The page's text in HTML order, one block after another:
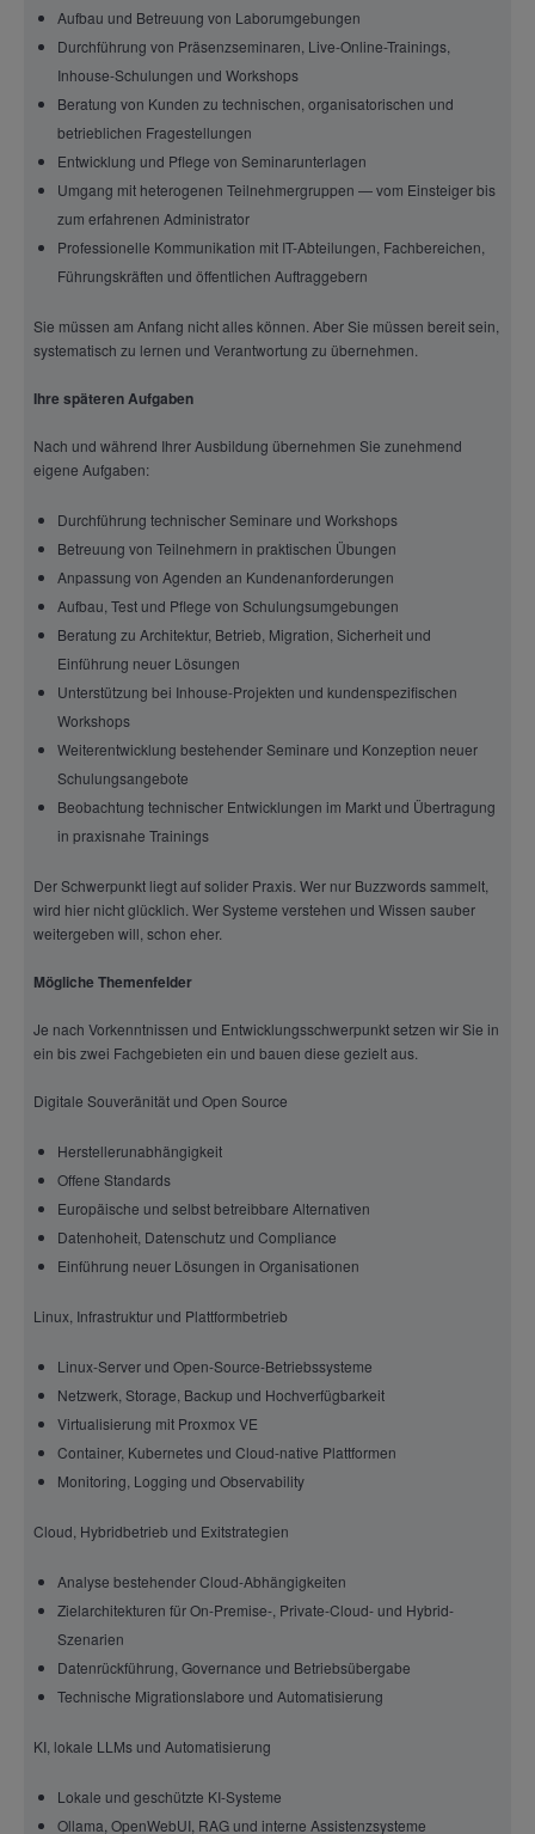
Aufbau und Betreuung von Laborumgebungen
Durchführung von Präsenzseminaren, Live-Online-Trainings,
Inhouse-Schulungen und Workshops
Beratung von Kunden zu technischen, organisatorischen und
betrieblichen Fragestellungen
Entwicklung und Pflege von Seminarunterlagen
Umgang mit heterogenen Teilnehmergruppen — vom Einsteiger bis
zum erfahrenen Administrator
Professionelle Kommunikation mit IT-Abteilungen, Fachbereichen,
Führungskräften und öffentlichen Auftraggebern
Sie müssen am Anfang nicht alles können. Aber Sie müssen bereit sein,
systematisch zu lernen und Verantwortung zu übernehmen.
Ihre späteren Aufgaben
Nach und während Ihrer Ausbildung übernehmen Sie zunehmend
eigene Aufgaben:
Durchführung technischer Seminare und Workshops
Betreuung von Teilnehmern in praktischen Übungen
Anpassung von Agenden an Kundenanforderungen
Aufbau, Test und Pflege von Schulungsumgebungen
Beratung zu Architektur, Betrieb, Migration, Sicherheit und
Einführung neuer Lösungen
Unterstützung bei Inhouse-Projekten und kundenspezifischen
Workshops
Weiterentwicklung bestehender Seminare und Konzeption neuer
Schulungsangebote
Beobachtung technischer Entwicklungen im Markt und Übertragung
in praxisnahe Trainings
Der Schwerpunkt liegt auf solider Praxis. Wer nur Buzzwords sammelt,
wird hier nicht glücklich. Wer Systeme verstehen und Wissen sauber
weitergeben will, schon eher.
Mögliche Themenfelder
Je nach Vorkenntnissen und Entwicklungsschwerpunkt setzen wir Sie in
ein bis zwei Fachgebieten ein und bauen diese gezielt aus.
Digitale Souveränität und Open Source
Herstellerunabhängigkeit
Offene Standards
Europäische und selbst betreibbare Alternativen
Datenhoheit, Datenschutz und Compliance
Einführung neuer Lösungen in Organisationen
Linux, Infrastruktur und Plattformbetrieb
Linux-Server und Open-Source-Betriebssysteme
Netzwerk, Storage, Backup und Hochverfügbarkeit
Virtualisierung mit Proxmox VE
Container, Kubernetes und Cloud-native Plattformen
Monitoring, Logging und Observability
Cloud, Hybridbetrieb und Exitstrategien
Analyse bestehender Cloud-Abhängigkeiten
Zielarchitekturen für On-Premise-, Private-Cloud- und Hybrid-
Szenarien
Datenrückführung, Governance und Betriebsübergabe
Technische Migrationslabore und Automatisierung
KI, lokale LLMs und Automatisierung
Lokale und geschützte KI-Systeme
Ollama, OpenWebUI, RAG und interne Assistenzsysteme